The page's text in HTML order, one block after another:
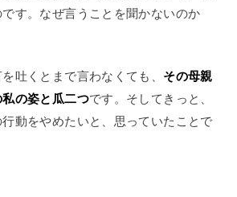
す。なぜ言うことを聞かないのか
吐くとまで言わなくても、 その母親
の姿と瓜二つです。そしてきっと、
動をやめたいと、思っていたことで